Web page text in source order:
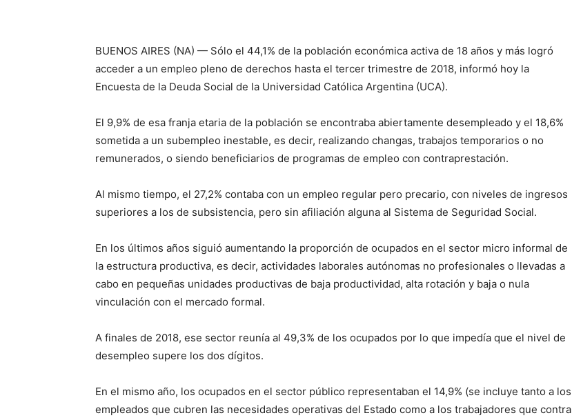
BUENOS AIRES (NA) — Sólo el 44,1% de la población económica activa de 18 años y más logró
acceder a un empleo pleno de derechos hasta el tercer trimestre de 2018, informó hoy la
Encuesta de la Deuda Social de la Universidad Católica Argentina (UCA).
El 9,9% de esa franja etaria de la población se encontraba abiertamente desempleado y el 18,6%
sometida a un subempleo inestable, es decir, realizando changas, trabajos temporarios o no
remunerados, o siendo beneficiarios de programas de empleo con contraprestación.
Al mismo tiempo, el 27,2% contaba con un empleo regular pero precario, con niveles de ingresos
superiores a los de subsistencia, pero sin afiliación alguna al Sistema de Seguridad Social.
En los últimos años siguió aumentando la proporción de ocupados en el sector micro informal de
la estructura productiva, es decir, actividades laborales autónomas no profesionales o llevadas a
cabo en pequeñas unidades productivas de baja productividad, alta rotación y baja o nula
vinculación con el mercado formal.
A finales de 2018, ese sector reunía al 49,3% de los ocupados por lo que impedía que el nivel de
desempleo supere los dos dígitos.
En el mismo año, los ocupados en el sector público representaban el 14,9% (se incluye tanto a los
empleados que cubren las necesidades operativas del Estado como a los trabajadores que contra